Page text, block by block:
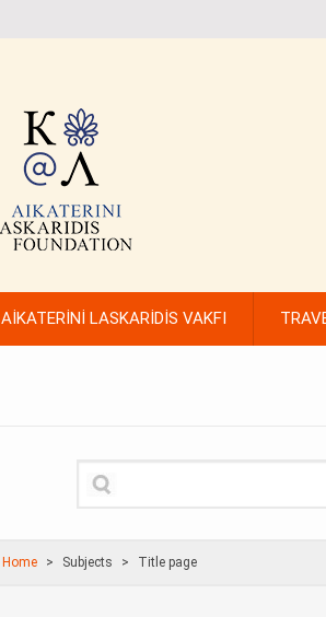
AİKATERİNİ LASKARİDİS VAKFI
Home Subjects Title page